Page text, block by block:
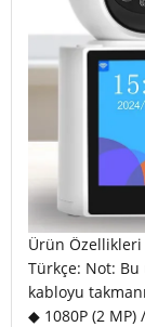
Ürün Özellikleri
Türkçe: Not:
kabloyu
◆ 1080P (2 MP)